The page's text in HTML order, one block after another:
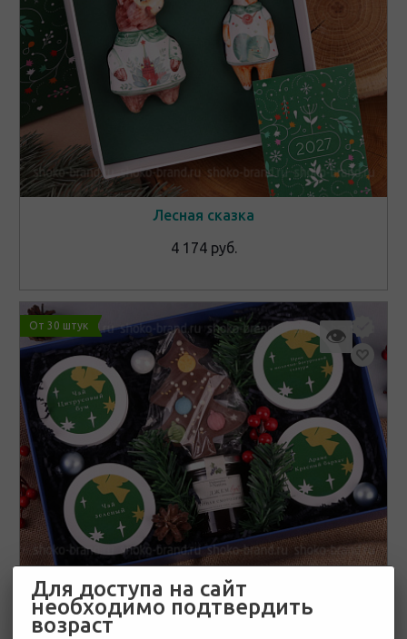
Лесная сказка
4 174 руб.
От 30 штук 👁
Снежные гостинцы
Для доступа на сайт
необходимо подтвердить
возраст